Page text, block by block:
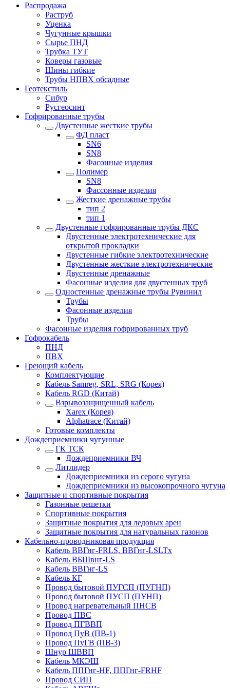
Распродажа
Раструб
Уценка
Чугунные крышки
Сырье ПНД
Трубка ТУТ
Коверы газовые
Шины гибкие
Трубы НПВХ обсадные
Геотекстиль
Сибур
Русгеосинт
Гофрированные трубы
Двустенные жесткие трубы
ФД пласт
SN6
SN8
Фасонные изделия
Полимер
SN8
Фассонные изделия
Жесткие дренажные трубы
тип 2
тип 1
Двустенные гофрированные трубы ДКС
Двустенные электротехнические для
открытой прокладки
Двустенные гибкие электротехнические
Двустенные жесткие электротехнические
Двустенные дренажные
Фасонные изделия для двустенных труб
Одностенные дренажные трубы Рувинил
Трубы
Фасонные изделия
Трубы
Фасонные изделия гофрированных труб
Гофрокабель
ПНД
ПВХ
Греющий кабель
Комплектующие
Кабель Samreg, SRL, SRG (Корея)
Кабель RGD (Китай)
Взрывозащищенный кабель
Xarex (Корея)
Alphatrace (Китай)
Готовые комплекты
Дождеприемники чугунные
ГК ТСК
Дождеприемники ВЧ
Литлидер
Дождеприемники из серого чугуна
Дождеприемники из высокопрочного чугуна
Защитные и спортивные покрытия
Газонные решетки
Спортивные покрытия
Защитные покрытия для ледовых арен
Защитные покрытия для натуральных газонов
Кабельно-проводниковая продукция
Кабель ВВГнг-FRLS, ВВГнг-LSLTx
Кабель ВБШвнг-LS
Кабель ВВГнг-LS
Кабель КГ
Провод бытовой ПУГСП (ПУГНП)
Провод бытовой ПУСП (ПУНП)
Провод нагревательный ПНСВ
Провод ПВС
Провод ПГВВП
Провод ПуВ (ПВ-1)
Провод ПуГВ (ПВ-3)
Шнур ШВВП
Кабель МКЭШ
Кабель ППГнг-HF, ППГнг-FRHF
Провод СИП